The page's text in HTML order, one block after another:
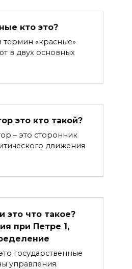
кто это?
термин «красные»
в двух основных
это кто такой?
– это сторонник
движения
это что такое?
при Петре 1,
государственные
управления.